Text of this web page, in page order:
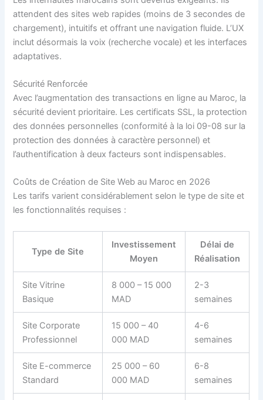
attendent des sites web rapides (moins de 3 secondes de
chargement), intuitifs et offrant une navigation fluide. L’UX
inclut désormais la voix (recherche vocale) et les interfaces
adaptatives.
Sécurité Renforcée
Avec l’augmentation des transactions en ligne au Maroc, la
sécurité devient prioritaire. Les certificats SSL, la protection
des données personnelles (conformité à la loi 09-08 sur la
protection des données à caractère personnel) et
l’authentification à deux facteurs sont indispensables.
Coûts de Création de Site Web au Maroc en 2026
Les tarifs varient considérablement selon le type de site et
les fonctionnalités requises :
Type de Site
Investissement
Moyen
Délai de
Réalisation
Site Vitrine
Basique
8 000 – 15 000
MAD
2-3
semaines
Site Corporate
Professionnel
15 000 – 40
000 MAD
4-6
semaines
Site E-commerce
Standard
25 000 – 60
000 MAD
6-8
semaines